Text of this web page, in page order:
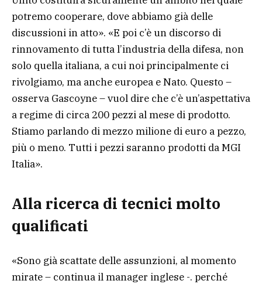
potremo cooperare, dove abbiamo già delle
discussioni in atto». «E poi c’è un discorso di
rinnovamento di tutta l’industria della difesa, non
solo quella italiana, a cui noi principalmente ci
rivolgiamo, ma anche europea e Nato. Questo –
osserva Gascoyne – vuol dire che c’è un’aspettativa
a regime di circa 200 pezzi al mese di prodotto.
Stiamo parlando di mezzo milione di euro a pezzo,
più o meno. Tutti i pezzi saranno prodotti da MGI
Italia».
Alla ricerca di tecnici molto
qualificati
«Sono già scattate delle assunzioni, al momento
mirate – continua il manager inglese -. perché